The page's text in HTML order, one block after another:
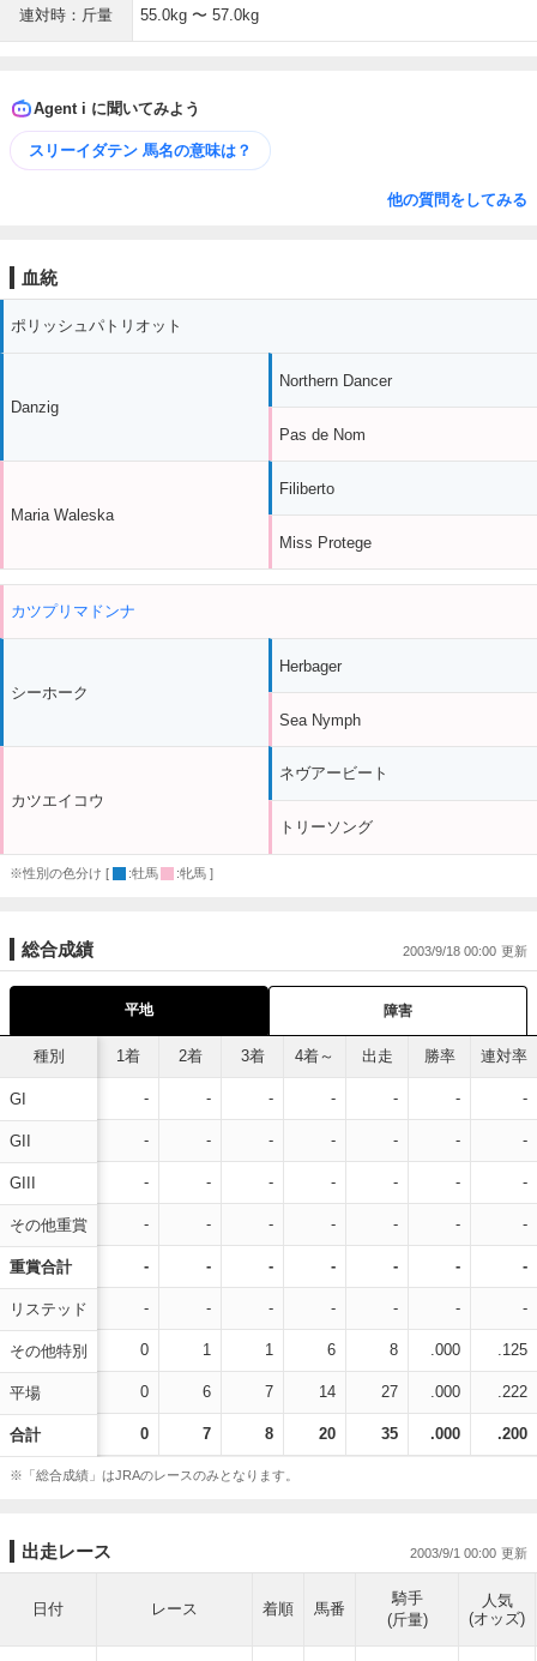
連対時：斤量 55.0kg 〜 57.0kg
Agent i に聞いてみよう
スリーイダテン 馬名の意味は？
他の質問をしてみる
血統
ポリッシュパトリオット
Danzig
Maria Waleska
Northern Dancer
Pas de Nom
Filiberto
Miss Protege
カツプリマドンナ
シーホーク
カツエイコウ
Herbager
Sea Nymph
ネヴアービート
トリーソング
※性別の色分け [ :牡馬 :牝馬 ]
総合成績 2003/9/18 00:00
平地 障害
種別
GI
GII
GIII
その他重賞
重賞合計
リステッド
その他特別
平場
合計
1着 2着 3着 4着～ 出走 勝率 連対率
- - - - - - -
- - - - - - -
- - - - - - -
- - - - - - -
- - - - - - -
- - - - - - -
0 1 1 6 8 .000 .125
0 6 7 14 27 .000 .222
0 7 8 20 35 .000 .200
※「総合成績」はJRAのレースのみとなります。
出走レース 2003/9/1 00:00
日付 レース 着順 馬番
騎手
(斤量)
人気
(オッズ)